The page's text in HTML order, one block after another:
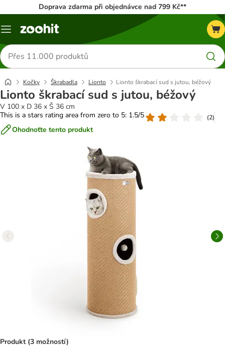
Doprava zdarma při objednávce nad 799 Kč**
Menu
Hledat
produkty
Kočky Škrabadla Lionto Lionto škrabací sud s jutou, béžový
Lionto škrabací sud s jutou, béžový
V 100 x D 36 x Š 36 cm
This is a stars rating area from zero to 5: 1.5/5
(2)
Ohodnoťte tento produkt
Produkt (3 možností)